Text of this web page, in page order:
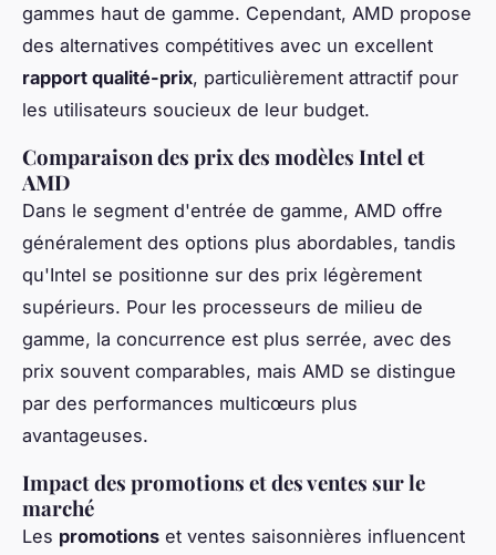
gammes haut de gamme. Cependant, AMD propose
des alternatives compétitives avec un excellent
rapport qualité-prix, particulièrement attractif pour
les utilisateurs soucieux de leur budget.
Comparaison des prix des modèles Intel et
AMD
Dans le segment d'entrée de gamme, AMD offre
généralement des options plus abordables, tandis
qu'Intel se positionne sur des prix légèrement
supérieurs. Pour les processeurs de milieu de
gamme, la concurrence est plus serrée, avec des
prix souvent comparables, mais AMD se distingue
par des performances multicœurs plus
avantageuses.
Impact des promotions et des ventes sur le
marché
Les promotions et ventes saisonnières influencent